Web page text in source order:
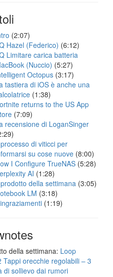
(2:07)
Hazel (Federico) (6:12)
Limitare carica batteria
(Nuccio) (5:27)
Octopus (3:17)
tastiera di iOS è anche una
(1:38)
returns to the US App
(7:09)
recensione di LoganSinger
di viticci per
su cose nuove (8:00)
I Configure TrueNAS (5:28)
AI (1:28)
della settimana (3:05)
LM (3:18)
(1:19)
della settimana: Loop
Tappi orecchie regolabili – 3
di sollievo dai rumori